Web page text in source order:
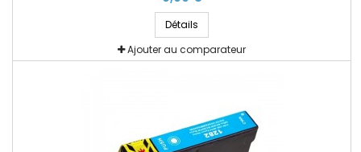
Détails
Ajouter au comparateur